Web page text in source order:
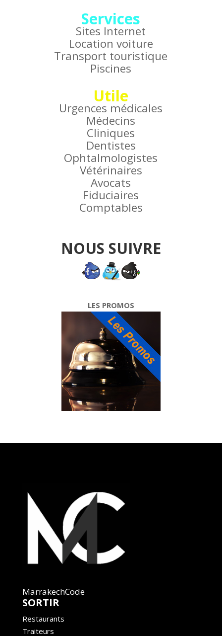
Services
Sites Internet
Location voiture
Transport touristique
Piscines
Utile
Urgences médicales
Médecins
Cliniques
Dentistes
Ophtalmologistes
Vétérinaires
Avocats
Fiduciaires
Comptables
NOUS SUIVRE
LES PROMOS
MarrakechCode
SORTIR
Restaurants
Traiteurs